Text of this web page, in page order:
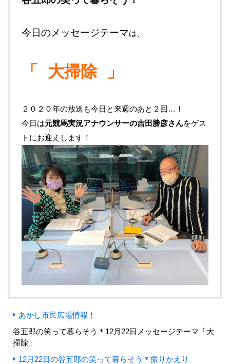
今日のメッセージテーマは、
「 大掃除 」
２０２０年の放送も今日と来週のあと２回…！
今日は元競馬実況アナウンサーの吉田勝彦さんをゲス
トにお迎えします！
あかし市民広場情報！
谷五郎の笑って暮らそう＊12月22日メッセージテーマ「大
掃除」
12月22日の谷五郎の笑って暮らそう＊振りかえり